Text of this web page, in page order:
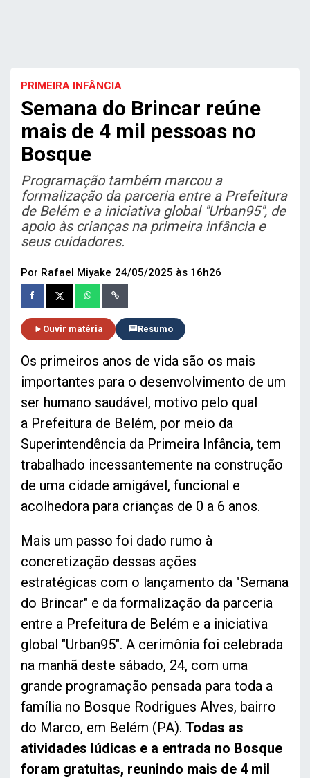
PRIMEIRA INFÂNCIA
Semana do Brincar reúne
mais de 4 mil pessoas no
Bosque
Programação também marcou a
formalização da parceria entre a Prefeitura
de Belém e a iniciativa global "Urban95", de
apoio às crianças na primeira infância e
seus cuidadores.
Por Rafael Miyake 24/05/2025 às 16h26
Ouvir matéria Resumo
Os primeiros anos de vida são os mais
importantes para o desenvolvimento de um
ser humano saudável, motivo pelo qual
a Prefeitura de Belém, por meio da
Superintendência da Primeira Infância, tem
trabalhado incessantemente na construção
de uma cidade amigável, funcional e
acolhedora para crianças de 0 a 6 anos.
Mais um passo foi dado rumo à
concretização dessas ações
estratégicas com o lançamento da "Semana
do Brincar" e da formalização da parceria
entre a Prefeitura de Belém e a iniciativa
global "Urban95". A cerimônia foi celebrada
na manhã deste sábado, 24, com uma
grande programação pensada para toda a
família no Bosque Rodrigues Alves, bairro
do Marco, em Belém (PA). Todas as
atividades lúdicas e a entrada no Bosque
foram gratuitas, reunindo mais de 4 mil